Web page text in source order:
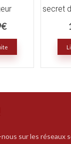
€
secret
sur les réseaux